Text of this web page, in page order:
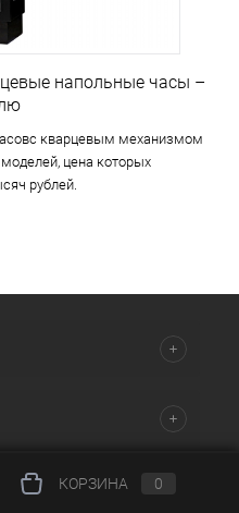
напольные часы –
кварцевым механизмом
цена которых
рублей.
КОРЗИНА 0